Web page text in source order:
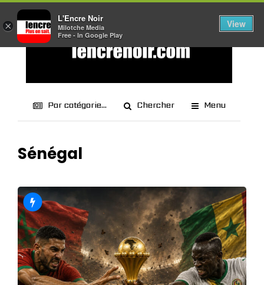
Par catégorie... Chercher Menu
Sénégal
×
L'Encre Noir
Milotche Media
Free - In Google Play
View